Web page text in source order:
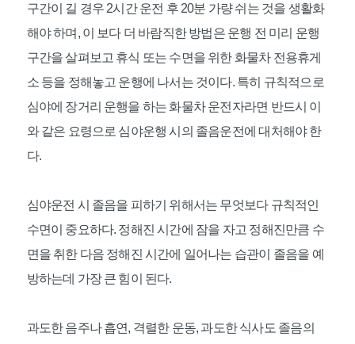
구간이 길 경우 2시간 운전 후 20분 가량 쉬는 것을 생활화
해야 하며, 이 보다 더 바람직한 방법은 운행 전 미리 운행
구간을 살펴보고 휴식 또는 수면을 위한 화물차 전용휴게
소 등을 정해놓고 운행에 나서는 것이다. 특히 규칙적으로
심야에 장거리 운행을 하는 화물차 운전자라면 반드시 이
와 같은 요령으로 심야운행 시의 졸음운전에 대처해야 한
다.
심야운전 시 졸음을 피하기 위해서는 무엇보다 규칙적인
수면이 중요하다. 정해진 시간에 잠을 자고 정해진만큼 수
면을 취한 다음 정해진 시간에 일어나는 습관이 졸음을 예
방하는데 가장 큰 힘이 된다.
과도한 음주나 흡연, 격렬한 운동, 과도한 식사도 졸음의